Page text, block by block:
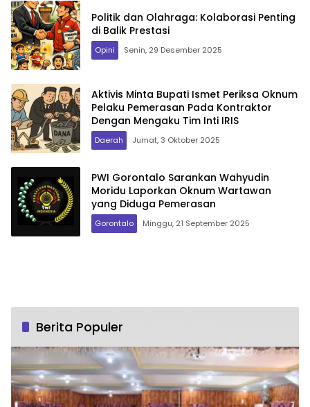
Politik dan Olahraga: Kolaborasi Penting
di Balik Prestasi
Opini Senin, 29 Desember 2025
Aktivis Minta Bupati Ismet Periksa Oknum
Pelaku Pemerasan Pada Kontraktor
Dengan Mengaku Tim Inti IRIS
Daerah Jumat, 3 Oktober 2025
PWI Gorontalo Sarankan Wahyudin
Moridu Laporkan Oknum Wartawan
yang Diduga Pemerasan
Gorontalo Minggu, 21 September 2025
Berita Populer